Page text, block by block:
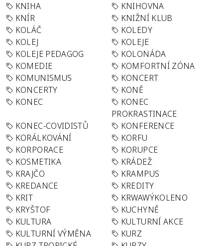
KNIHA
KNIHOVNA
KNÍR
KNIŽNÍ KLUB
KOLÁČ
KOLEDY
KOLEJ
KOLEJE
KOLEJE PEDAGOG
KOLONÁDA
KOMEDIE
KOMFORTNÍ ZÓNA
KOMUNISMUS
KONCERT
KONCERTY
KONĚ
KONEC
KONEC
PROKRASTINACE
KONEC-COVIDISTŮ
KONFERENCE
KORÁLKOVÁNÍ
KORFU
KORPORACE
KORUPCE
KOSMETIKA
KRÁDEŽ
KRAJČO
KRAMPUS
KREDANCE
KREDITY
KRIT
KRWAWÝKOLENO
KRYŠTOF
KUCHYNĚ
KULTURA
KULTURNÍ AKCE
KULTURNÍ VÝMĚNA
KURZ